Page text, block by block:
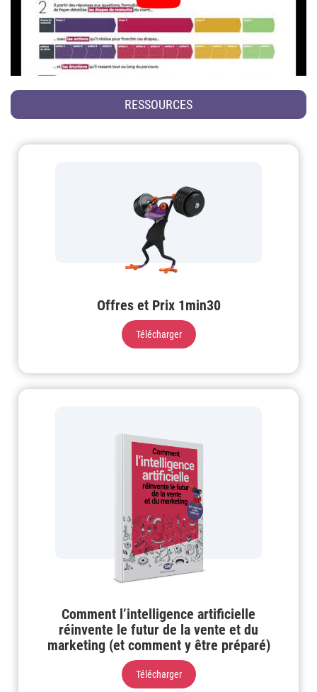
RESSOURCES
Offres et Prix 1min30
Télécharger
Comment l’intelligence artificielle
réinvente le futur de la vente et du
marketing (et comment y être préparé)
Télécharger